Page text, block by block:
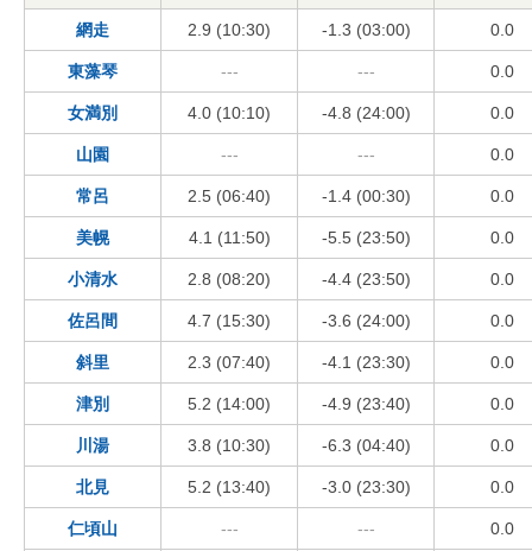
網走 2.9 (10:30) -1.3 (03:00) 0.0
東藻琴 --- --- 0.0
女満別 4.0 (10:10) -4.8 (24:00) 0.0
山園 --- --- 0.0
常呂 2.5 (06:40) -1.4 (00:30) 0.0
美幌 4.1 (11:50) -5.5 (23:50) 0.0
小清水 2.8 (08:20) -4.4 (23:50) 0.0
佐呂間 4.7 (15:30) -3.6 (24:00) 0.0
斜里 2.3 (07:40) -4.1 (23:30) 0.0
津別 5.2 (14:00) -4.9 (23:40) 0.0
川湯 3.8 (10:30) -6.3 (04:40) 0.0
北見 5.2 (13:40) -3.0 (23:30) 0.0
仁頃山 --- --- 0.0